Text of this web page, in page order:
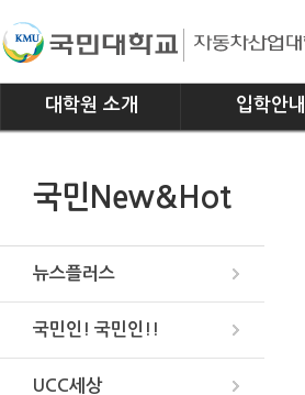
대학원 소개
연혁
입학안내
국민New&Hot
뉴스플러스
국민인! 국민인!!
UCC세상